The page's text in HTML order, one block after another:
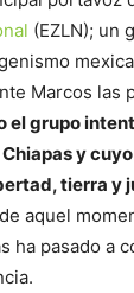
(EZLN); un
Marcos las
el grupo
y
tierra y
aquel
ha pasado a